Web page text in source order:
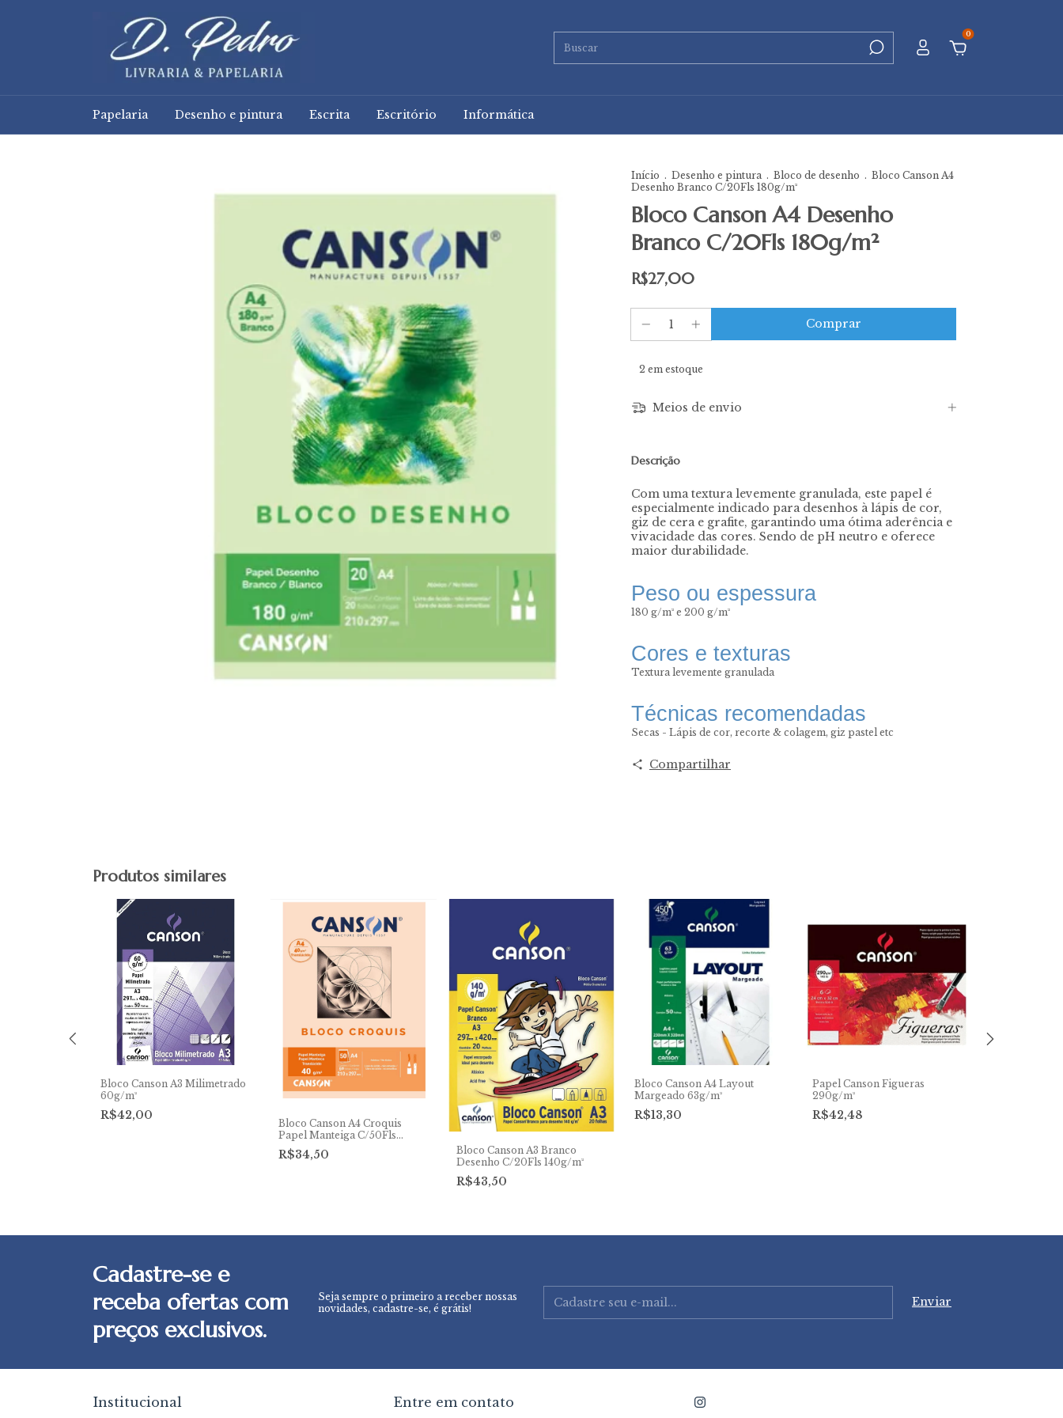
0
Papelaria Desenho e pintura Escrita Escritório Informática
Início . Desenho e pintura . Bloco de desenho . Bloco Canson A4
Desenho Branco C/20Fls 180g/m²
Bloco Canson A4 Desenho
Branco C/20Fls 180g/m²
R$27,00
2 em estoque
Meios de envio
Descrição
Com uma textura levemente granulada, este papel é
especialmente indicado para desenhos à lápis de cor,
giz de cera e grafite, garantindo uma ótima aderência e
vivacidade das cores. Sendo de pH neutro e oferece
maior durabilidade.
Peso ou espessura
180 g/m² e 200 g/m²
Cores e texturas
Textura levemente granulada
Técnicas recomendadas
Secas - Lápis de cor, recorte & colagem, giz pastel etc
Compartilhar
Produtos similares
Bloco Canson A3 Milimetrado
60g/m²
R$42,00
Bloco Canson A4 Croquis
Papel Manteiga C/50Fls
40g/m²
R$34,50
Bloco Canson A3 Branco
Desenho C/20Fls 140g/m²
R$43,50
Bloco Canson A4 Layout
Margeado 63g/m²
R$13,30
Papel Canson Figueras
290g/m²
R$42,48
Cadastre-se e
receba ofertas com
preços exclusivos.
Seja sempre o primeiro a receber nossas
novidades, cadastre-se, é grátis!
Institucional Entre em contato